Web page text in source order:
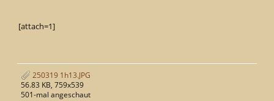
[attach=1]
250319 1h13.JPG
56.83 KB, 759x539
501-mal angeschaut